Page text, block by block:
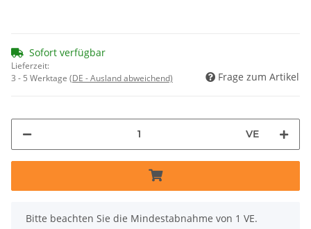
Sofort verfügbar
Lieferzeit:
3 - 5 Werktage (DE - Ausland abweichend) Frage zum Artikel
VE
x
Bitte beachten Sie die Mindestabnahme von 1 VE.